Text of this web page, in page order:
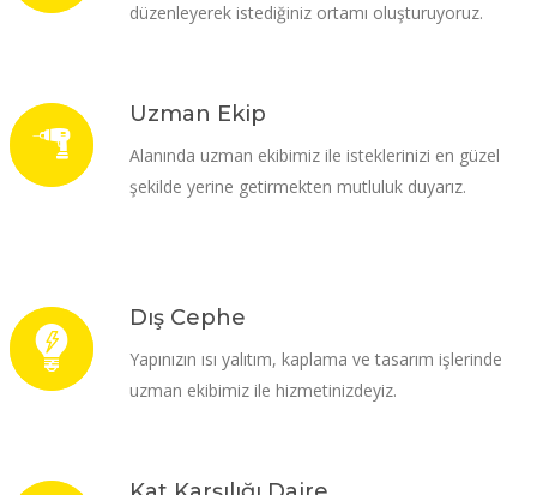
düzenleyerek istediğiniz ortamı oluşturuyoruz.
Uzman Ekip
Alanında uzman ekibimiz ile isteklerinizi en güzel
şekilde yerine getirmekten mutluluk duyarız.
Dış Cephe
Yapınızın ısı yalıtım, kaplama ve tasarım işlerinde
uzman ekibimiz ile hizmetinizdeyiz.